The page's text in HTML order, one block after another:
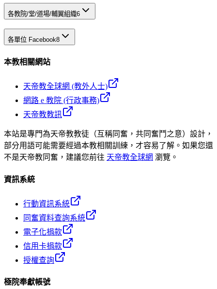
各教院/堂/道場/輔翼組織6
各單位 Facebook8
本教相關網站
天帝教全球網 (教外人士)
網路 e 教院 (行政事務)
天帝教教訊
本站是專門為天帝教教徒（互稱同奮，共同奮鬥之意）設計，
部分用語可能需要經過本教相關訓練，才容易了解。如果您還
不是天帝教同奮，建議您前往 天帝教全球網 瀏覽。
資訊系統
行動資訊系統
同奮資料查詢系統
電子化捐款
信用卡捐款
授權查詢
極院奉獻帳號